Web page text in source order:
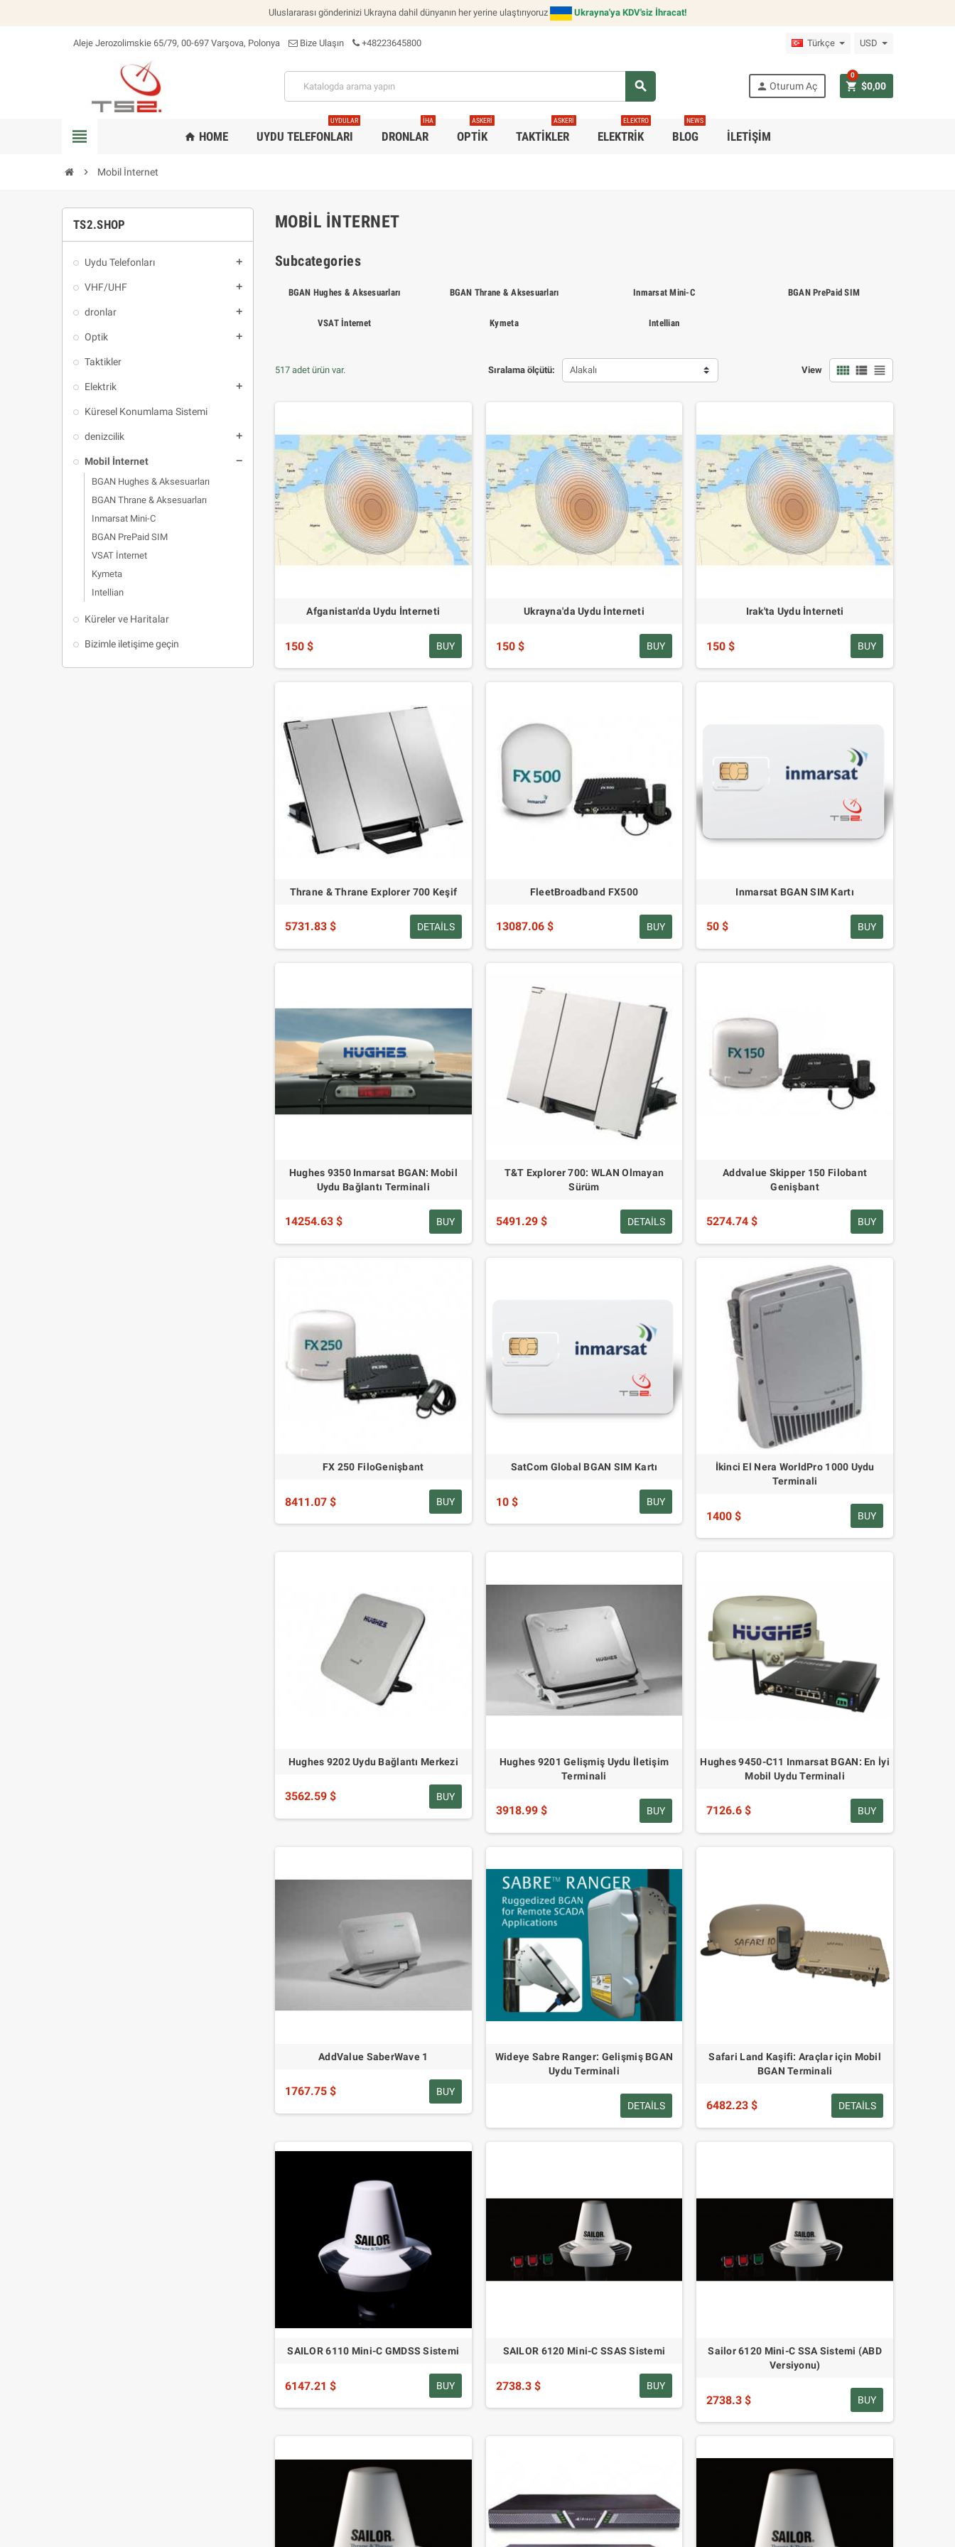
Uluslararası gönderinizi Ukrayna dahil dünyanın her yerine ulaştırıyoruz Ukrayna'ya KDV'siz İhracat!
konum_on
Aleje Jerozolimskie 65/79, 00-697 Varşova, Polonya Bize Ulaşın +48223645800 Türkçe USD
search person Oturum Aç shopping_cart $0,00
0
view_headline home HOME UYDU TELEFONLARI
UYDULAR
DRONLAR
İHA
OPTIK
ASKERI
TAKTIKLER
ASKERI
ELEKTRIK
ELEKTRO
BLOG
NEWS
İLETIŞIM
chevron_right Mobil İnternet
TS2.SHOP
Uydu Telefonları add
VHF/UHF add
dronlar add
Optik add
Taktikler
Elektrik add
Küresel Konumlama Sistemi
denizcilik add
Mobil İnternet remove
BGAN Hughes & Aksesuarları
BGAN Thrane & Aksesuarları
Inmarsat Mini-C
BGAN PrePaid SIM
VSAT İnternet
Kymeta
Intellian
Küreler ve Haritalar
Bizimle iletişime geçin
MOBIL İNTERNET
Subcategories
BGAN Hughes & Aksesuarları BGAN Thrane & Aksesuarları Inmarsat Mini-C BGAN PrePaid SIM
VSAT İnternet Kymeta Intellian
Sıralama ölçütü: Alakalı View view_comfy view_list view_headline
517 adet ürün var.
Afganistan'da Uydu İnterneti
150 $ BUY
Ukrayna'da Uydu İnterneti
150 $ BUY
Irak'ta Uydu İnterneti
150 $ BUY
Thrane & Thrane Explorer 700 Keşif
5731.83 $ DETAILS
FleetBroadband FX500
13087.06 $ BUY
Inmarsat BGAN SIM Kartı
50 $ BUY
Hughes 9350 Inmarsat BGAN: Mobil
Uydu Bağlantı Terminali
14254.63 $ BUY
T&T Explorer 700: WLAN Olmayan
Sürüm
5491.29 $ DETAILS
Addvalue Skipper 150 Filobant
Genişbant
5274.74 $ BUY
FX 250 FiloGenişbant
8411.07 $ BUY
SatCom Global BGAN SIM Kartı
10 $ BUY
İkinci El Nera WorldPro 1000 Uydu
Terminali
1400 $ BUY
Hughes 9202 Uydu Bağlantı Merkezi
3562.59 $ BUY
Hughes 9201 Gelişmiş Uydu İletişim
Terminali
3918.99 $ BUY
Hughes 9450-C11 Inmarsat BGAN: En İyi
Mobil Uydu Terminali
7126.6 $ BUY
AddValue SaberWave 1
1767.75 $ BUY
Wideye Sabre Ranger: Gelişmiş BGAN
Uydu Terminali
DETAILS
Safari Land Kaşifi: Araçlar için Mobil
BGAN Terminali
6482.23 $ DETAILS
SAILOR 6110 Mini-C GMDSS Sistemi
6147.21 $ BUY
SAILOR 6120 Mini-C SSAS Sistemi
2738.3 $ BUY
Sailor 6120 Mini-C SSA Sistemi (ABD
Versiyonu)
2738.3 $ BUY